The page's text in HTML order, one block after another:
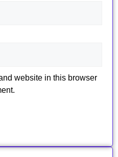
website in this browser